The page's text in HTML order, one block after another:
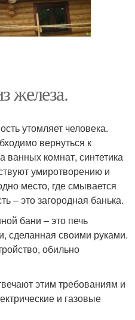
железа.
утомляет человека.
вернуться к
ванных комнат, синтетика
умиротворению и
место, где смывается
– это загородная банька.
бани – это печь
сделанная своими руками.
обильно
этим требованиям и
и газовые